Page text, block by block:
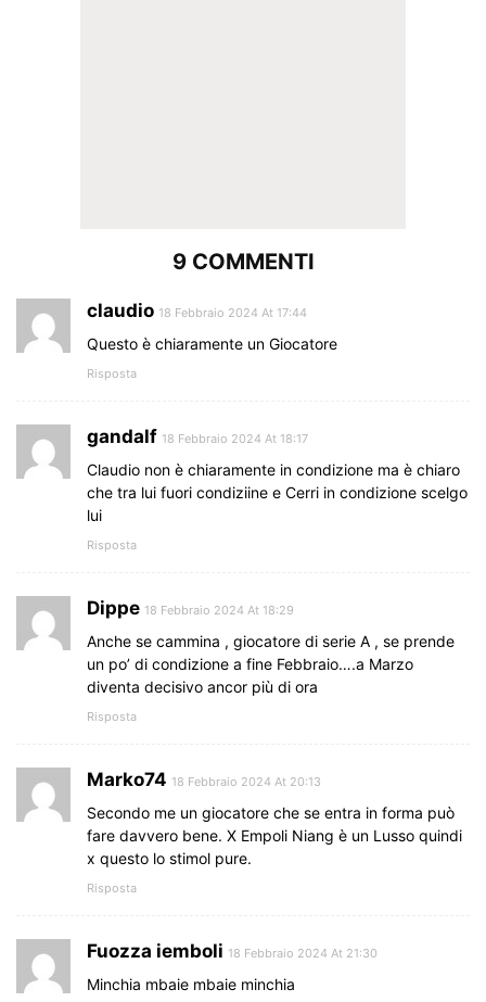
9 COMMENTI
claudio 18 Febbraio 2024 At 17:44
Questo è chiaramente un Giocatore
Risposta
gandalf 18 Febbraio 2024 At 18:17
Claudio non è chiaramente in condizione ma è chiaro
che tra lui fuori condiziine e Cerri in condizione scelgo
lui
Risposta
Dippe 18 Febbraio 2024 At 18:29
Anche se cammina , giocatore di serie A , se prende
un po’ di condizione a fine Febbraio….a Marzo
diventa decisivo ancor più di ora
Risposta
Marko74 18 Febbraio 2024 At 20:13
Secondo me un giocatore che se entra in forma può
fare davvero bene. X Empoli Niang è un Lusso quindi
x questo lo stimol pure.
Risposta
Fuozza iemboli 18 Febbraio 2024 At 21:30
Minchia mbaie mbaie minchia